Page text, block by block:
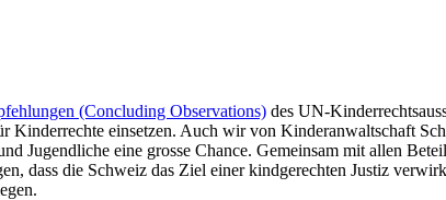
(Concluding Observations) des UN-
einsetzen. Auch wir von Kinderanwaltschaft
Jugendliche eine grosse Chance. Gemeinsam mit allen
dass die Schweiz das Ziel einer kindgerechten Justiz